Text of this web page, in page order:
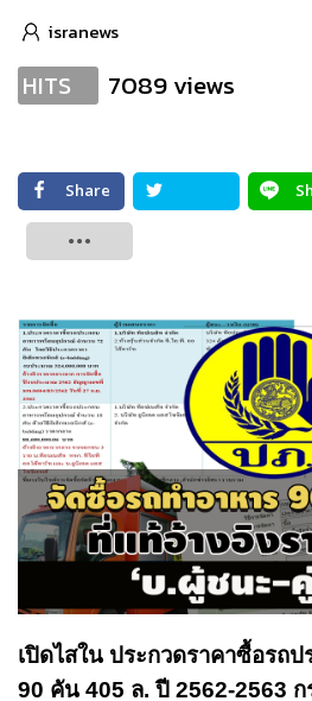
isranews
HITS 7089 views
Share
เปิดไสใน ประกวดราคาซื้อรถ
90 คัน 405 ล. ปี 2562-2563 ก